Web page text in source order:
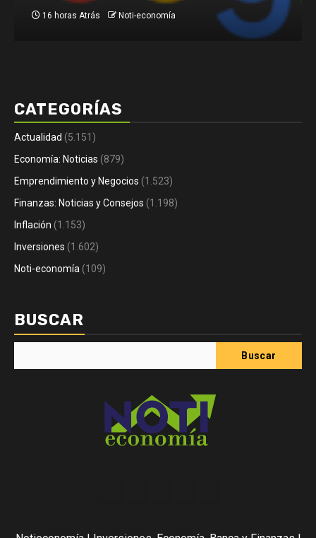
2 días Atrás Noti-economía
CATEGORÍAS
Actualidad (5.151)
Economía: Noticias (879)
Emprendimiento y Negocios (1.523)
Finanzas: Noticias y Consejos (1.198)
Inflación (1.153)
Inversiones (1.602)
Noti-economía (109)
BUSCAR
Buscar
Noti-